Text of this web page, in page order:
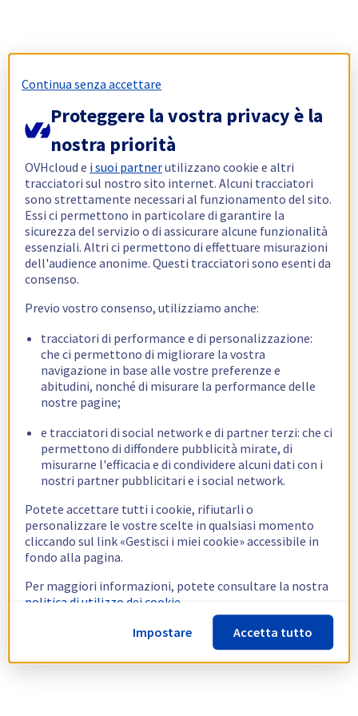
Continua senza accettare
Proteggere la vostra privacy è la
nostra priorità
OVHcloud e i suoi partnerutilizzano cookie e altri
tracciatori sul nostro sito internet. Alcuni tracciatori
sono strettamente necessari al funzionamento del sito.
Essi ci permettono in particolare di garantire la
sicurezza del servizio o di assicurare alcune funzionalità
essenziali. Altri ci permettono di effettuare misurazioni
dell'audience anonime. Questi tracciatori sono esenti da
consenso.
Previo vostro consenso, utilizziamo anche:
tracciatori di performance e di personalizzazione:
che ci permettono di migliorare la vostra
navigazione in base alle vostre preferenze e
abitudini, nonché di misurare la performance delle
nostre pagine;
e tracciatori di social network e di partner terzi: che ci
permettono di diffondere pubblicità mirate, di
misurarne l'efficacia e di condividere alcuni dati con i
nostri partner pubblicitari e i social network.
Potete accettare tutti i cookie, rifiutarli o
personalizzare le vostre scelte in qualsiasi momento
cliccando sul link «Gestisci i miei cookie» accessibile in
fondo alla pagina.
Per maggiori informazioni, potete consultare la nostra
politica di utilizzo dei cookie.
Impostare
Accetta tutto